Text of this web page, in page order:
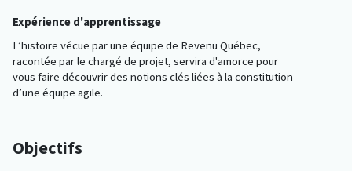
Expérience d'apprentissage
L’histoire vécue par une équipe de Revenu Québec,
racontée par le chargé de projet, servira d'amorce pour
vous faire découvrir des notions clés liées à la constitution
d’une équipe agile.
Objectifs